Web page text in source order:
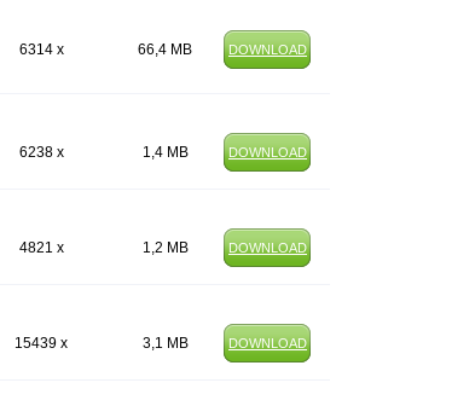
6314 x 66,4 MB DOWNLOAD
6238 x 1,4 MB DOWNLOAD
4821 x 1,2 MB DOWNLOAD
15439 x 3,1 MB DOWNLOAD